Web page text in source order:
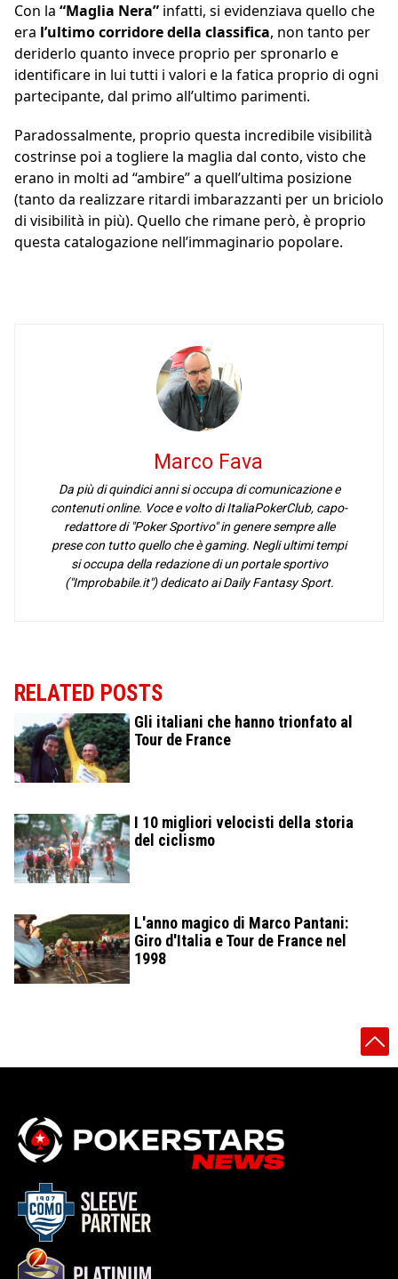
Con la “Maglia Nera” infatti, si evidenziava quello che
era l’ultimo corridore della classifica, non tanto per
deriderlo quanto invece proprio per spronarlo e
identificare in lui tutti i valori e la fatica proprio di ogni
partecipante, dal primo all’ultimo parimenti.
Paradossalmente, proprio questa incredibile visibilità
costrinse poi a togliere la maglia dal conto, visto che
erano in molti ad “ambire” a quell’ultima posizione
(tanto da realizzare ritardi imbarazzanti per un briciolo
di visibilità in più). Quello che rimane però, è proprio
questa catalogazione nell’immaginario popolare.
Marco Fava
Da più di quindici anni si occupa di comunicazione e
contenuti online. Voce e volto di ItaliaPokerClub, capo-
redattore di "Poker Sportivo" in genere sempre alle
prese con tutto quello che è gaming. Negli ultimi tempi
si occupa della redazione di un portale sportivo
("Improbabile.it") dedicato ai Daily Fantasy Sport.
RELATED POSTS
Gli italiani che hanno trionfato al
Tour de France
I 10 migliori velocisti della storia
del ciclismo
L'anno magico di Marco Pantani:
Giro d'Italia e Tour de France nel
1998